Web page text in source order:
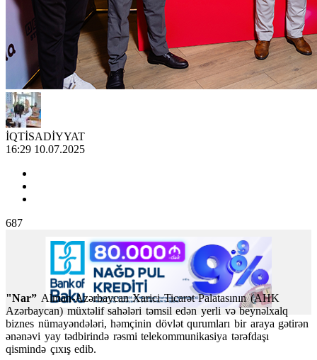
İQTİSADİYYAT
16:29 10.07.2025
687
"Nar” Alman-Azərbaycan Xarici Ticarət Palatasının (AHK
Azərbaycan) müxtəlif sahələri təmsil edən yerli və beynəlxalq
biznes nümayəndələri, həmçinin dövlət qurumlarıbir araya gətirən
ənənəvi yay tədbirində rəsmi telekommunikasiya tərəfdaşı
qismində çıxış edib.